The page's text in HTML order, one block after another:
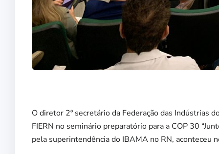
O diretor 2º secretário da Federação das Indústrias
FIERN no seminário preparatório para a COP 30
pela superintendência do IBAMA no RN, aconteceu